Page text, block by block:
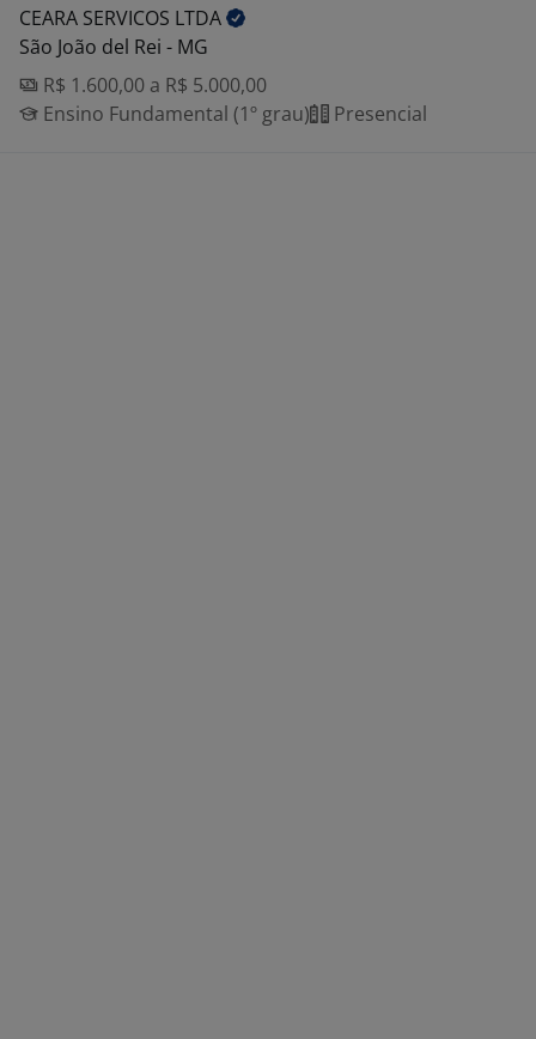
CEARA SERVICOS LTDA
São João del Rei - MG
R$ 1.600,00 a R$ 5.000,00
Ensino Fundamental (1º grau)
Presencial